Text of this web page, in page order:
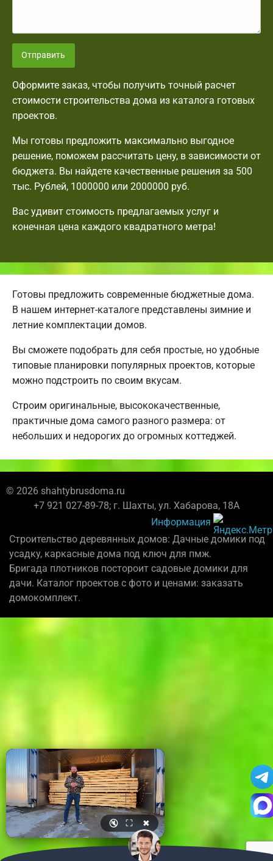
Отправить
Оформите заказ, чтобы получить точный расчет
стоимости строительства дома из каталога готовых
проектов.
Мы готовы предложить максимально выгодное
решение, поможем рассчитать цену, в зависимости от
бюджета. Вы найдете качественные решения за 500
тыс. Рублей, 1000000 или 2000000 руб.
Вас удивит стоимость предлагаемых услуг и
конечная цена каждого квадратного метра!
Готовы предложить современные бюджетные дома.
В нашем интернет-каталоге представлены зимние и
летние комплектации домов.
Вы сможете подобрать для себя простые, но удобные
типовые планировки популярных проектов, которые
можно подстроить по своим вкусам.
Строим оригинальные, высококачественные,
практичные дома самого разного размера: от
небольших и недорогих до огромных коттеджей.
© 2026 shahtybrusdoma.ru
+7 921 027-89-78; г. Шахты, ул. Хабарова, 18А
Информация
Строительство деревянных домов: Дачные домики под
усадку, каркасные дома под ключ для пмж.
Бригада плотников постороит садовые домики для
дачи. Каталог проектов с фото и ценами: заказать
домокомплект.
🔇 ⛶ ✖